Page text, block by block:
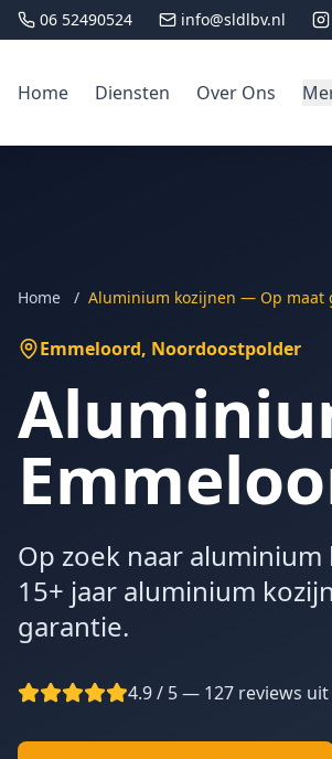
06 52490524 info@sldlbv.nl
Home Diensten Over Ons
Home / Aluminium kozijnen — Op maat
Emmeloord, Noordoostpolder
Op zoek naar aluminium
15+ jaar aluminium
garantie.
4.9 / 5 — 127 reviews uit